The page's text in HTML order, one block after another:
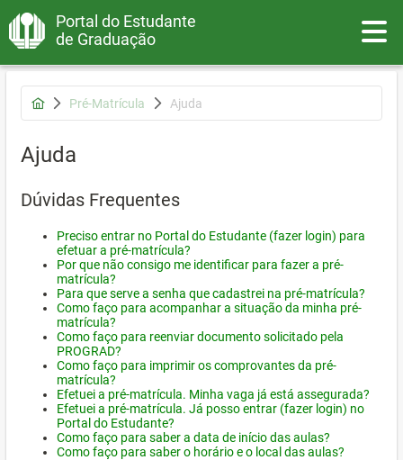
Portal do Estudante
de Graduação
Pré-Matrícula Ajuda
Ajuda
Dúvidas Frequentes
Preciso entrar no Portal do Estudante (fazer login) para
efetuar a pré-matrícula?
Por que não consigo me identificar para fazer a pré-
matrícula?
Para que serve a senha que cadastrei na pré-matrícula?
Como faço para acompanhar a situação da minha pré-
matrícula?
Como faço para reenviar documento solicitado pela
PROGRAD?
Como faço para imprimir os comprovantes da pré-
matrícula?
Efetuei a pré-matrícula. Minha vaga já está assegurada?
Efetuei a pré-matrícula. Já posso entrar (fazer login) no
Portal do Estudante?
Como faço para saber a data de início das aulas?
Como faço para saber o horário e o local das aulas?